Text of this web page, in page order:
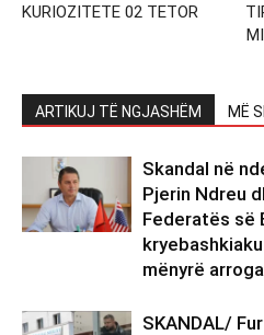
KURIOZITETE 02 TETOR
ARTIKUJ TË NGJASHËM MË
Skandal në
Pjerin Ndreu
Federatës së
mënyrë
SKANDAL/